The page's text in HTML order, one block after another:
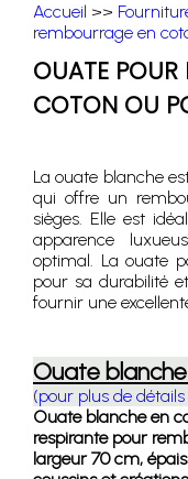
Accueil >>
rembourrage en
OUATE POUR
COTON OU
La ouate blanche
qui offre un
sièges. Elle est
apparence
optimal. La ouate
pour sa durabilité
fournir une
Ouate
(pour plus de
Ouate blanche en
respirante pour
largeur 70 cm,